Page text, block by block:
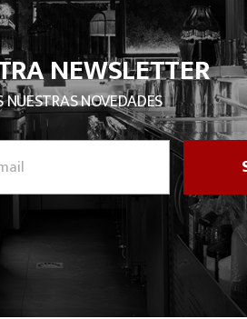
NEWSLETTER
NOVEDADES